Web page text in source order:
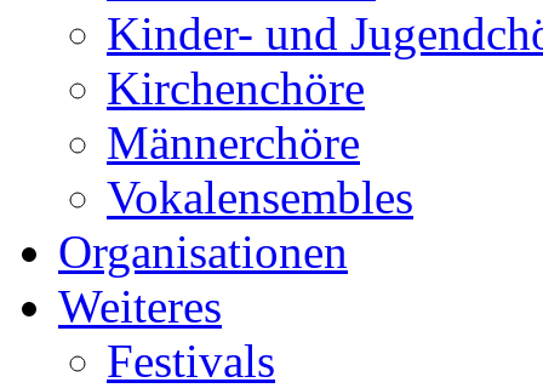
Kinder- und
Kirchenchöre
Männerchöre
Vokalensembles
Organisationen
Weiteres
Festivals